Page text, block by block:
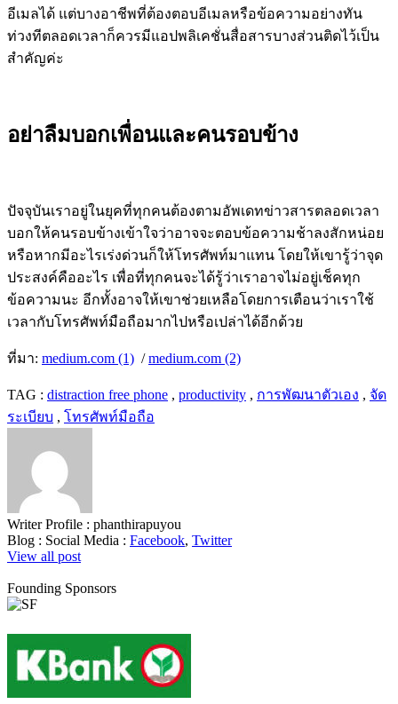
อีเมลได้ แต่บางอาชีพที่ต้องตอบอีเมลหรือข้อความอย่างทัน
ท่วงทีตลอดเวลาก็ควรมีแอปพลิเคชั่นสื่อสารบางส่วนติดไว้เป็น
สำคัญค่ะ
อย่าลืมบอกเพื่อนและคนรอบข้าง
ปัจจุบันเราอยู่ในยุคที่ทุกคนต้องตามอัพเดทข่าวสารตลอดเวลา
บอกให้คนรอบข้างเข้าใจว่าอาจจะตอบข้อความช้าลงสักหน่อย
หรือหากมีอะไรเร่งด่วนก็ให้โทรศัพท์มาแทน โดยให้เขารู้ว่าจุด
ประสงค์คืออะไร เพื่อที่ทุกคนจะได้รู้ว่าเราอาจไม่อยู่เช็คทุก
ข้อความนะ อีกทั้งอาจให้เขาช่วยเหลือโดยการเตือนว่าเราใช้
เวลากับโทรศัพท์มือถือมากไปหรือเปล่าได้อีกด้วย
ที่มา: medium.com (1) /medium.com (2)
TAG : distraction free phone , productivity , การพัฒนาตัวเอง , จัด
ระเบียบ , โทรศัพท์มือถือ
Writer Profile : phanthirapuyou
Blog : Social Media : Facebook, Twitter
View all post
Founding Sponsors